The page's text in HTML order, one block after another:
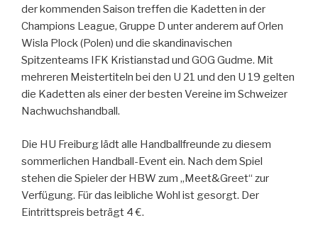
der kommenden Saison treffen die Kadetten in der
Champions League, Gruppe D unter anderem auf Orlen
Wisla Plock (Polen) und die skandinavischen
Spitzenteams IFK Kristianstad und GOG Gudme. Mit
mehreren Meistertiteln bei den U 21 und den U 19 gelten
die Kadetten als einer der besten Vereine im Schweizer
Nachwuchshandball.
Die HU Freiburg lädt alle Handballfreunde zu diesem
sommerlichen Handball-Event ein. Nach dem Spiel
stehen die Spieler der HBW zum „Meet&Greet“ zur
Verfügung. Für das leibliche Wohl ist gesorgt. Der
Eintrittspreis beträgt 4 €.